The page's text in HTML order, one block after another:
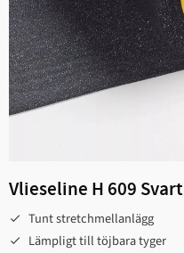
Vlieseline H 609 Svart
Tunt stretchmellanlägg
Lämpligt till töjbara tyger